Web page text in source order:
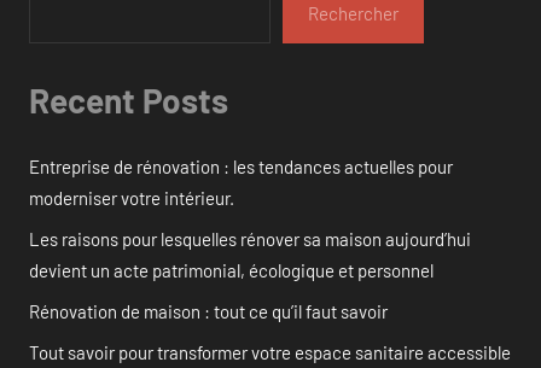
Rechercher
Recent Posts
Entreprise de rénovation : les tendances actuelles pour
moderniser votre intérieur.
Les raisons pour lesquelles rénover sa maison aujourd’hui
devient un acte patrimonial, écologique et personnel
Rénovation de maison : tout ce qu’il faut savoir
Tout savoir pour transformer votre espace sanitaire accessible